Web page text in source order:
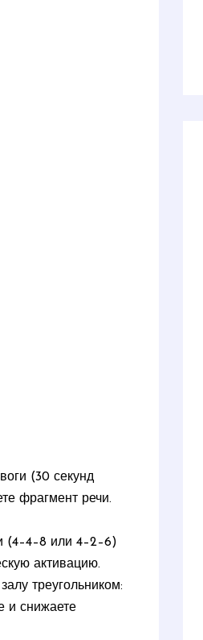
(30 секунд
фрагмент речи.
(4–4–8 или 4–2–6)
активацию.
треугольником:
и снижаете